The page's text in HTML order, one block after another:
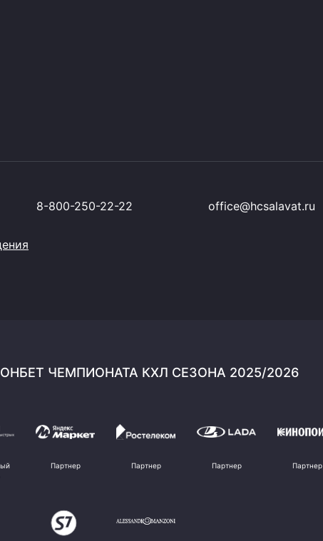
8-800-250-22-22 office@hcsalavat.ru
ЧЕМПИОНАТА КХЛ СЕЗОНА 2025/2026
Партнер Партнер Партнер Партнер